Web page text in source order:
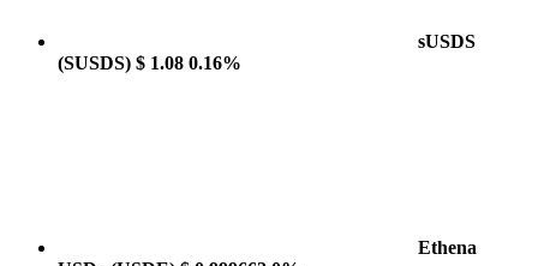
sUSDS
(SUSDS) $ 1.08 0.16%
Ethena